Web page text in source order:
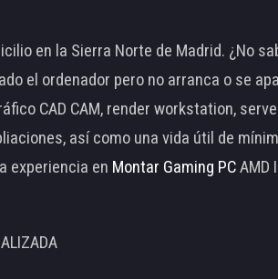
en la Sierra Norte de Madrid.
el ordenador pero no arranca o se
CAD CAM, render workstation,
así como una vida útil de
experiencia en Montar Gaming PCAMD